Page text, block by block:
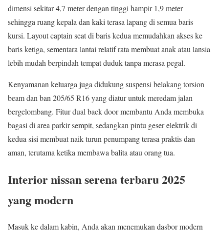
dimensi sekitar 4,7 meter dengan tinggi hampir 1,9 meter
sehingga ruang kepala dan kaki terasa lapang di semua baris
kursi. Layout captain seat di baris kedua memudahkan akses ke
baris ketiga, sementara lantai relatif rata membuat anak atau lansia
lebih mudah berpindah tempat duduk tanpa merasa pegal.
Kenyamanan keluarga juga didukung suspensi belakang torsion
beam dan ban 205/65 R16 yang diatur untuk meredam jalan
bergelombang. Fitur dual back door membantu Anda membuka
bagasi di area parkir sempit, sedangkan pintu geser elektrik di
kedua sisi membuat naik turun penumpang terasa praktis dan
aman, terutama ketika membawa balita atau orang tua.
Interior nissan serena terbaru 2025
yang modern
Masuk ke dalam kabin, Anda akan menemukan dasbor modern